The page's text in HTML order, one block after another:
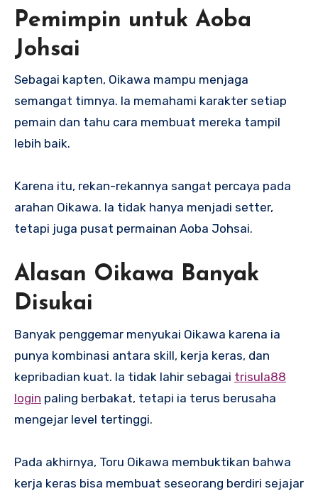
Pemimpin untuk Aoba
Johsai
Sebagai kapten, Oikawa mampu menjaga
semangat timnya. Ia memahami karakter setiap
pemain dan tahu cara membuat mereka tampil
lebih baik.
Karena itu, rekan-rekannya sangat percaya pada
arahan Oikawa. Ia tidak hanya menjadi setter,
tetapi juga pusat permainan Aoba Johsai.
Alasan Oikawa Banyak
Disukai
Banyak penggemar menyukai Oikawa karena ia
punya kombinasi antara skill, kerja keras, dan
kepribadian kuat. Ia tidak lahir sebagai trisula88
login paling berbakat, tetapi ia terus berusaha
mengejar level tertinggi.
Pada akhirnya, Toru Oikawa membuktikan bahwa
kerja keras bisa membuat seseorang berdiri sejajar